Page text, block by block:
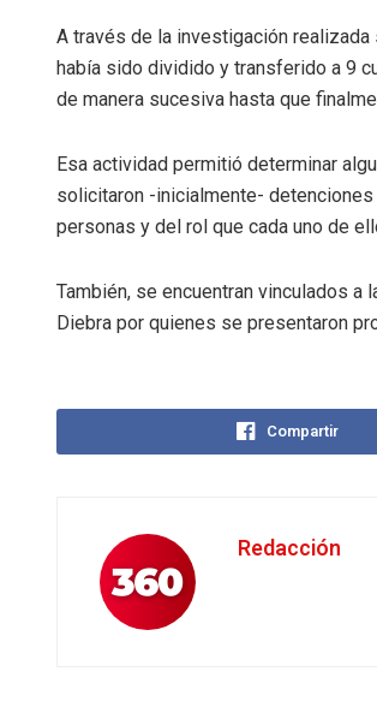
A través de la investigación
había sido dividido y transferido a 9
de manera sucesiva hasta que
Esa actividad permitió determinar
solicitaron -inicialmente-
personas y del rol que cada uno de
También, se encuentran vinculados a
Diebra por quienes se presentaron
Compartir
Redacción